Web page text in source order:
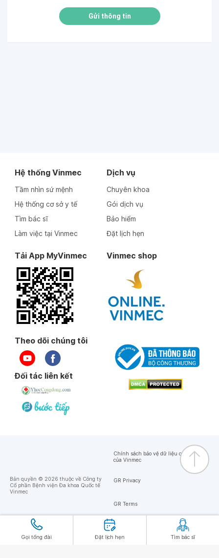
Gửi thông tin
Gọi tổng đài Đặt lịch hẹn Tìm bác sĩ
Hệ thống Vinmec
Tầm nhìn sứ mệnh
Hệ thống cơ sở y tế
Tìm bác sĩ
Làm việc tại Vinmec
Dịch vụ
Chuyên khoa
Gói dịch vụ
Bảo hiểm
Đặt lịch hẹn
Tải App MyVinmec Vinmec shop
Theo dõi chúng tôi
Đối tác liên kết
Bản quyền © 2026 thuộc về Công ty
Cổ phần Bệnh viện Đa khoa Quốc tế
Vinmec
Chính sách bảo vệ dữ liệu cá nhân
của Vinmec
GR Privacy
GR Terms